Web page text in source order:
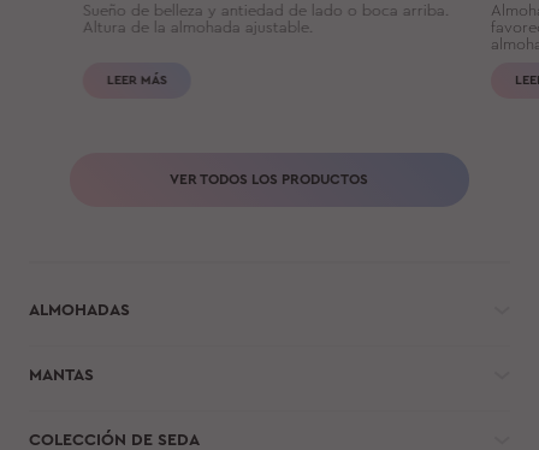
Sueño de belleza y antiedad de lado o boca arriba.
Altura de la almohada ajustable.
LEER MÁS
VER TODOS LOS PRODUCTOS
ALMOHADAS
MANTAS
COLECCIÓN DE SEDA